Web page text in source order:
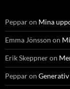
Pepparon Mina
Emma Jönsson on
Erik Skeppneron
Pepparon